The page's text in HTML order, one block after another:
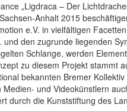
„Ligdraca – Der
Anhalt 2015
e.V. in vielfältigen
und den zugrunde liegenden
Schlange, werden
zu diesem Projekt stammt
bekannten Bremer
und Videokünstlern
durch die Kunststiftung des